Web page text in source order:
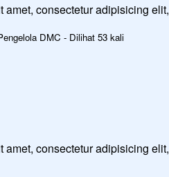
amet, consectetur adipisicing
DMC - Dilihat 53 kali
amet, consectetur adipisicing